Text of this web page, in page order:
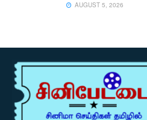
AUGUST 5, 2026